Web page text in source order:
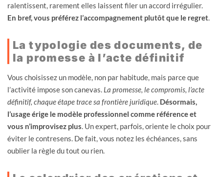
ralentissent, rarement elles laissent filer un accord irrégulier.
En bref, vous préférez l’accompagnement plutôt que le regret.
La typologie des documents, de
la promesse à l’acte définitif
Vous choisissez un modèle, non par habitude, mais parce que
l’activité impose son canevas. La promesse, le compromis, l’acte
définitif, chaque étape trace sa frontière juridique. Désormais,
l’usage érige le modèle professionnel comme référence et
vous n’improvisez plus. Un expert, parfois, oriente le choix pour
éviter le contresens. De fait, vous notez les échéances, sans
oublier la règle du tout ou rien.